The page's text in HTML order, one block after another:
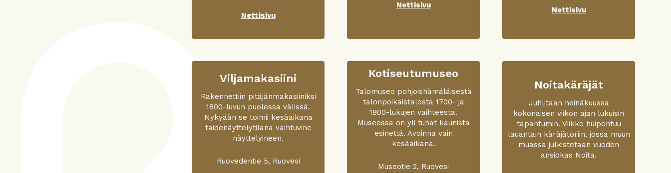
Nettisivu
Nettisivu
Nettisivu
Viljamakasiini
Rakennettiin pitäjänmakasiiniksi
1800-luvun puolessa välissä.
Nykyään se toimii kesäaikana
taidenäyttelytilana vaihtuvine
näyttelyineen.
Ruovedentie 5, Ruovesi
Kotiseutumuseo
Talomuseo pohjoishämäläisestä
talonpoikaistalosta 1700- ja
1800-lukujen vaihteesta.
Museossa on yli tuhat kaunista
esinettä. Avoinna vain
kesäaikana.
Museotie 2, Ruovesi
Noitakäräjät
Juhlitaan heinäkuussa
kokonaisen viikon ajan lukuisin
tapahtumin. Viikko huipentuu
lauantain käräjätoriin, jossa muun
muassa julkistetaan vuoden
ansiokas Noita.